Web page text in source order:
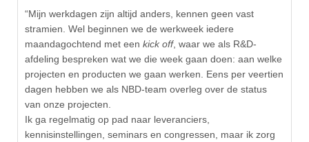
“Mijn werkdagen zijn altijd anders, kennen geen vast
stramien. Wel beginnen we de werkweek iedere
maandagochtend met een kick off, waar we als R&D-
afdeling bespreken wat we die week gaan doen: aan welke
projecten en producten we gaan werken. Eens per veertien
dagen hebben we als NBD-team overleg over de status
van onze projecten.
Ik ga regelmatig op pad naar leveranciers,
kennisinstellingen, seminars en congressen, maar ik zorg